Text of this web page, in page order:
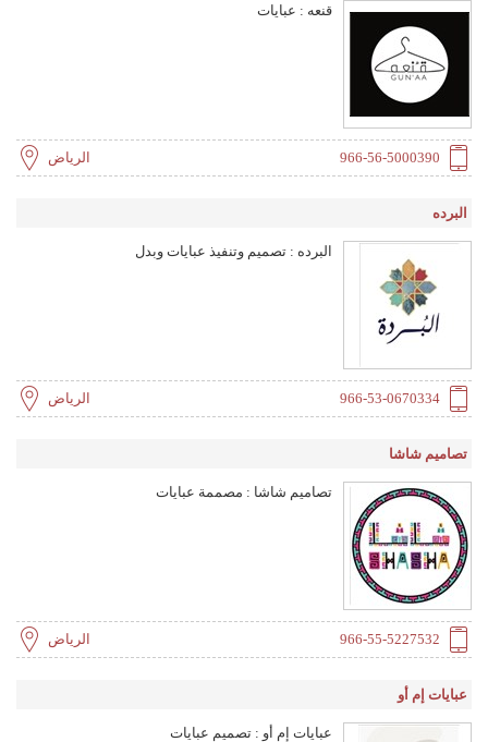
قنعه : عبايات
966-56-5000390 الرياض
البرده
البرده : تصميم وتنفيذ عبايات وبدل
966-53-0670334 الرياض
تصاميم شاشا
تصاميم شاشا : مصممة عبايات
966-55-5227532 الرياض
عبايات إم أو
عبايات إم أو : تصميم عبايات